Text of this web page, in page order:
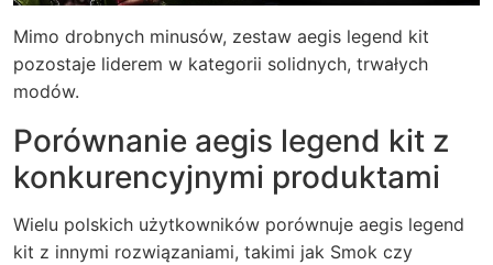
Mimo drobnych minusów, zestaw aegis legend kit
pozostaje liderem w kategorii solidnych, trwałych
modów.
Porównanie aegis legend kit z
konkurencyjnymi produktami
Wielu polskich użytkowników porównuje aegis legend
kit z innymi rozwiązaniami, takimi jak Smok czy